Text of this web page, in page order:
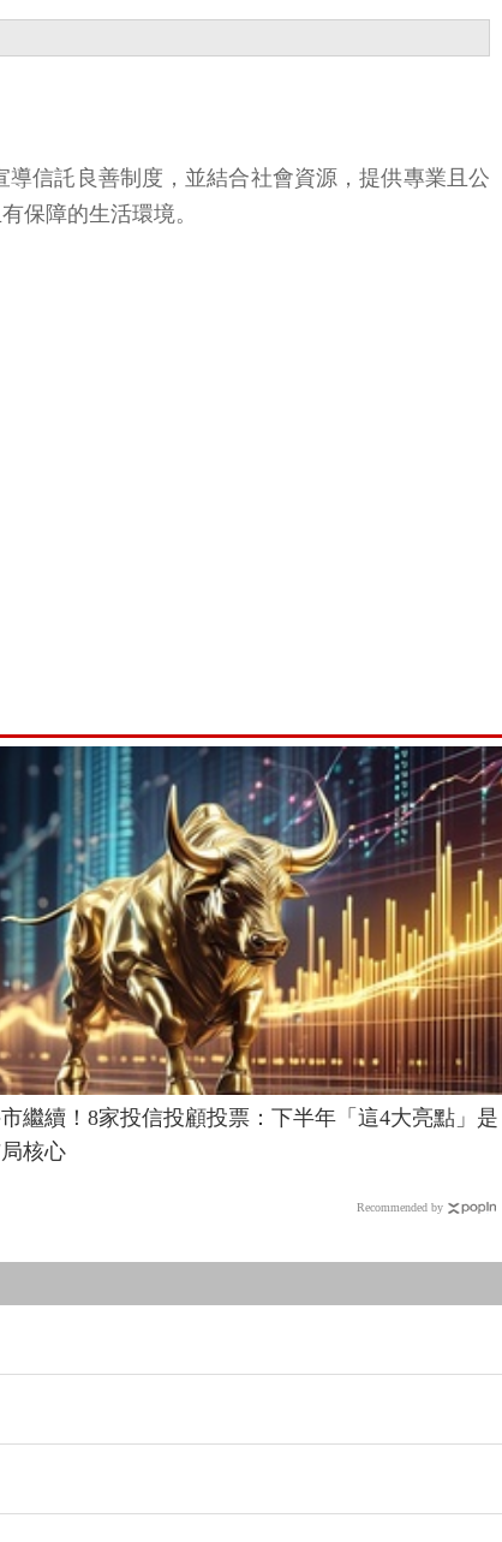
信託良善制度，並結合社會資源，提供專業且公
保障的生活環境。
繼續！8家投信投顧投票：下半年「這4大亮點」是
核心
Recommended by